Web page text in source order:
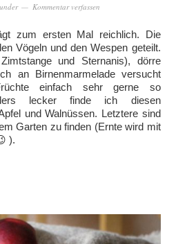
Kommentar verfassen
zum ersten Mal reichlich. Die
Vögeln und den Wespen geteilt.
und Sternanis), dörre
an Birnenmarmelade versucht
einfach sehr gerne so
lecker finde ich diesen
und Walnüssen. Letztere sind
Garten zu finden (Ernte wird mit
).